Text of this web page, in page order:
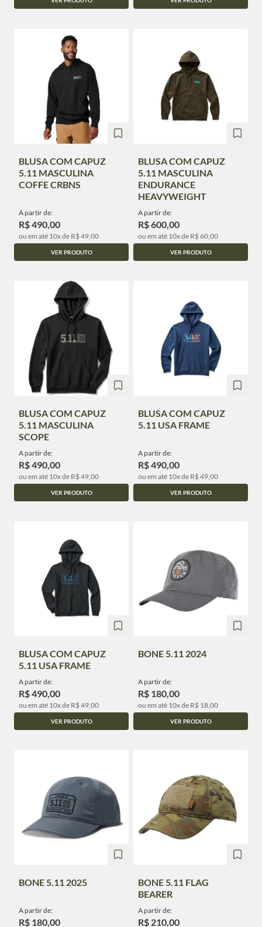
BLUSA COM CAPUZ
5.11 MASCULINA
COFFE CRBNS
A partir de:
R$ 490,00
ou em até 10x de R$ 49,00
VER PRODUTO
BLUSA COM CAPUZ
5.11 MASCULINA
ENDURANCE
HEAVYWEIGHT
A partir de:
R$ 600,00
ou em até 10x de R$ 60,00
VER PRODUTO
BLUSA COM CAPUZ
5.11 MASCULINA
SCOPE
A partir de:
R$ 490,00
ou em até 10x de R$ 49,00
VER PRODUTO
BLUSA COM CAPUZ
5.11 USA FRAME
A partir de:
R$ 490,00
ou em até 10x de R$ 49,00
VER PRODUTO
BLUSA COM CAPUZ
5.11 USA FRAME
A partir de:
R$ 490,00
ou em até 10x de R$ 49,00
VER PRODUTO
BONE 5.11 2024
A partir de:
R$ 180,00
ou em até 10x de R$ 18,00
VER PRODUTO
BONE 5.11 2025
A partir de:
R$ 180,00
BONE 5.11 FLAG
BEARER
A partir de:
R$ 210,00